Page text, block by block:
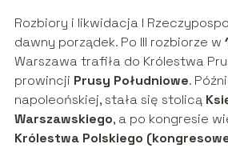
Rozbiory i likwidacja I
dawny porządek. Po III rozbiorze w
Warszawa trafiła do Królestwa
prowincji Prusy Południowe.
napoleońskiej, stała się stolicą
Warszawskiego, a po kongresie
Królestwa Polskiego